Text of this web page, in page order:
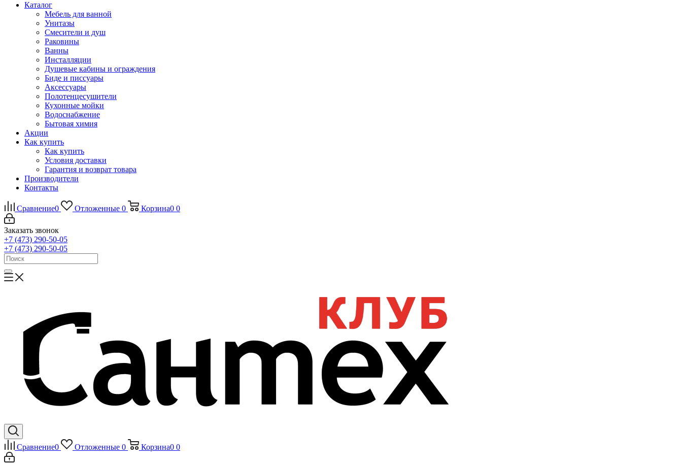
Каталог
Мебель для ванной
Унитазы
Смесители и душ
Раковины
Ванны
Инсталляции
Душевые кабины и ограждения
Биде и писсуары
Аксессуары
Полотенцесушители
Кухонные мойки
Водоснабжение
Бытовая химия
Акции
Как купить
Как купить
Условия доставки
Гарантия и возврат товара
Производители
Контакты
Сравнение0 Отложенные 0 Корзина0 0
Заказать звонок
+7 (473) 290-50-05
+7 (473) 290-50-05
Сравнение0 Отложенные 0 Корзина0 0